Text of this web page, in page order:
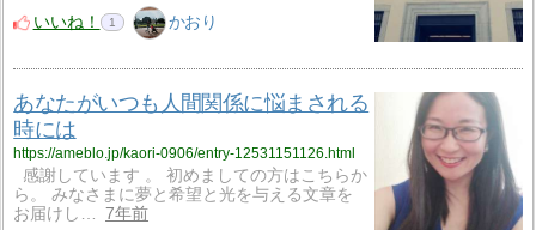
いいね！
1 かおり
あなたがいつも人間関係に悩まされる
時には
https://ameblo.jp/kaori-0906/entry-12531151126.html
感謝しています 。 初めましての方はこちらか
ら。 みなさまに夢と希望と光を与える文章を
お届けし…
7年前